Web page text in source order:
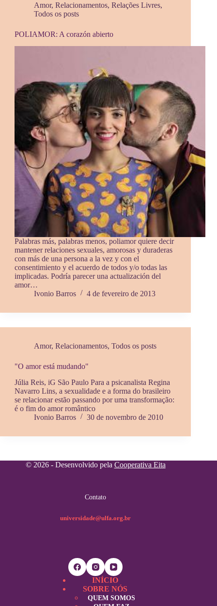
Amor, Relacionamentos, Relações Livres,
Todos os posts
POLIAMOR: A corazón abierto
Palabras más, palabras menos, poliamor quiere decir
mantener relaciones sexuales, amorosas y duraderas
con más de una persona a la vez y con el
consentimiento y el acuerdo de todos y/o todas las
implicadas. Podría parecer una actualización del
amor…
Ivonio Barros
4 de fevereiro de 2013
Amor, Relacionamentos, Todos os posts
"O amor está mudando"
Júlia Reis, iG São Paulo Para a psicanalista Regina
Navarro Lins, a sexualidade e a forma do brasileiro
se relacionar estão passando por uma transformação:
é o fim do amor romântico
Ivonio Barros
30 de novembro de 2010
© 2026 - Desenvolvido pela Cooperativa Eita
Contato
universidade@ulfa.org.br
INÍCIO
SOBRE NÓS
QUEM SOMOS